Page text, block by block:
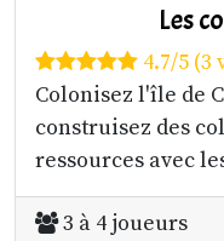
Les
4.7/5 (3
Colonisez l'île de
construisez des
ressources avec
3 à 4 joueurs